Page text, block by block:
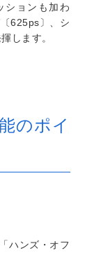
ションも加わ
625ps〕、シ
します。
のポイ
ハンズ・オフ